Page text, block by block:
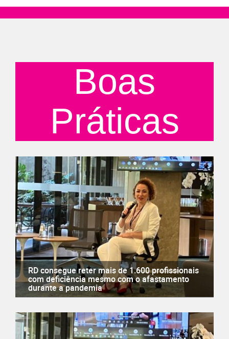
Boas
Práticas
RD consegue reter mais de 1.600 profissionais
com deficiência mesmo com o afastamento
durante a pandemia